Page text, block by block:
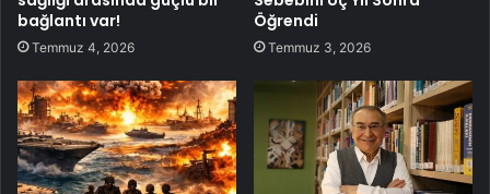
bağlantı var!
Temmuz 4, 2026
Öğrendi
Temmuz 3, 2026